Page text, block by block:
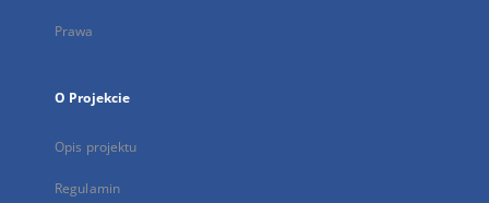
Prawa
O Projekcie
Opis projektu
Regulamin